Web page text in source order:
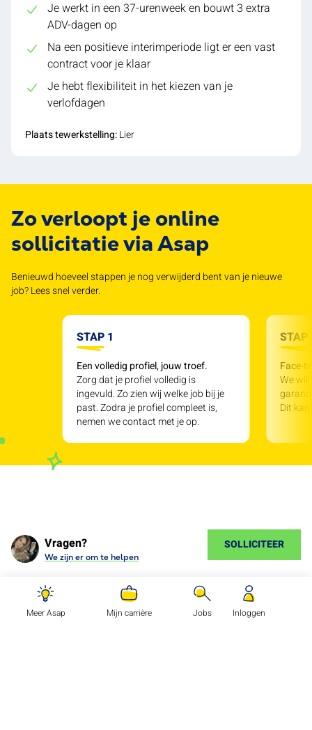
Je werkt in een 37-urenweek en bouwt 3 extra
ADV-dagen op
Na een positieve interimperiode ligt er een vast
contract voor je klaar
Je hebt flexibiliteit in het kiezen van je
verlofdagen
Plaats tewerkstelling:Lier
Zo verloopt je online
sollicitatie via Asap
Benieuwd hoeveel stappen je nog verwijderd bent van je nieuwe
job? Lees snel verder.
STAP 1
Een volledig profiel, jouw troef.
Zorg dat je profiel volledig is
ingevuld. Zo zien wij welke job bij je
past. Zodra je profiel compleet is,
nemen we contact met je op.
STAP
Face-
We
Dit
Vragen?
We zijn er om te helpen
SOLLICITEER
Meer Asap Mijn carrière Jobs Inloggen